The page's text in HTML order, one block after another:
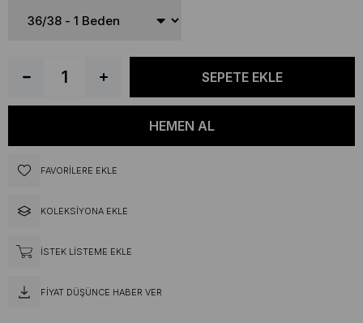
FAVORILERE EKLE
KOLEKSIYONA EKLE
İSTEK LISTEME EKLE
FIYAT DÜŞÜNCE HABER VER